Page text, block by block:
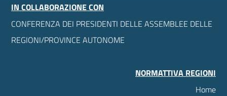
IN COLLABORAZIONE CON
CONFERENZA DEI PRESIDENTI DELLE ASSEMBLEE DELLE
REGIONI/PROVINCE AUTONOME
NORMATTIVA REGIONI
Home